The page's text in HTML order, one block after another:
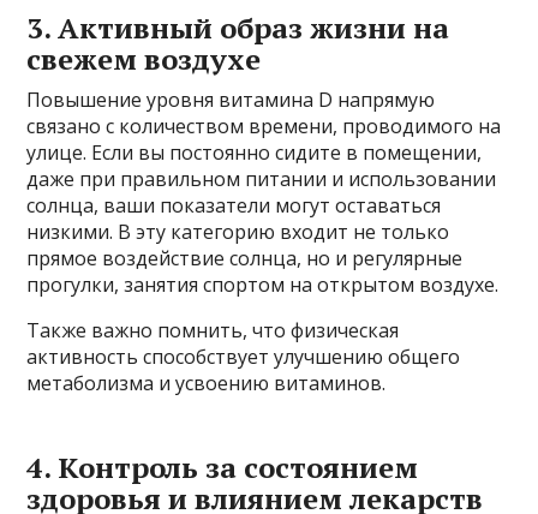
3. Активный образ жизни на
свежем воздухе
Повышение уровня витамина D напрямую
связано с количеством времени, проводимого на
улице. Если вы постоянно сидите в помещении,
даже при правильном питании и использовании
солнца, ваши показатели могут оставаться
низкими. В эту категорию входит не только
прямое воздействие солнца, но и регулярные
прогулки, занятия спортом на открытом воздухе.
Также важно помнить, что физическая
активность способствует улучшению общего
метаболизма и усвоению витаминов.
4. Контроль за состоянием
здоровья и влиянием лекарств